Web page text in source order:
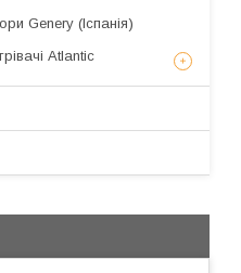
Genery (Іспанія)
Atlantic